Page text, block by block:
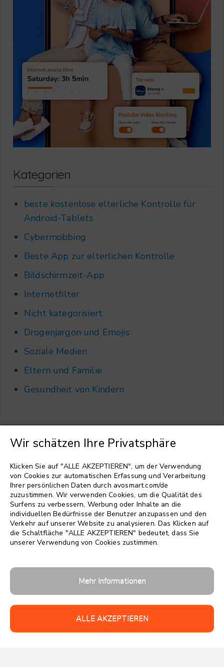
Kategorien
beste kostenlose elterliche Kontrolle für
Android-Tablets
Cybermobbing
Beste App zur elterlichen Kontrolle
Bildschirmzeit-App
Internetfilter
Nicht kategorisiert
Drogenjargon und Emojis
Soziale Medien
Eltern und Familie
Gesundheit von Kindern
Sprache wählen ▼
Wir schätzen Ihre Privatsphäre
Klicken Sie auf "ALLE AKZEPTIEREN", um der Verwendung
von Cookies zur automatischen Erfassung und Verarbeitung
Ihrer persönlichen Daten durch avosmart.com/de
zuzustimmen. Wir verwenden Cookies, um die Qualität des
Surfens zu verbessern, Werbung oder Inhalte an die
individuellen Bedürfnisse der Benutzer anzupassen und den
Verkehr auf unserer Website zu analysieren. Das Klicken auf
die Schaltfläche "ALLE AKZEPTIEREN" bedeutet, dass Sie
unserer Verwendung von Cookies zustimmen.
Mehr Informationen
ALLE AKZEPTIEREN